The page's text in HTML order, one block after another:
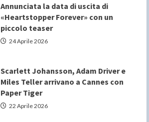
Annunciata la data di uscita di
«Heartstopper Forever» con un
piccolo teaser
24 Aprile 2026
Scarlett Johansson, Adam Driver e
Miles Teller arrivano a Cannes con
Paper Tiger
22 Aprile 2026